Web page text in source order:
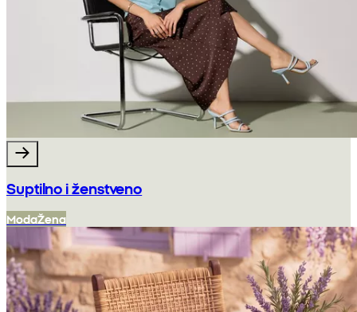
Suptilno i ženstveno
ModaŽena